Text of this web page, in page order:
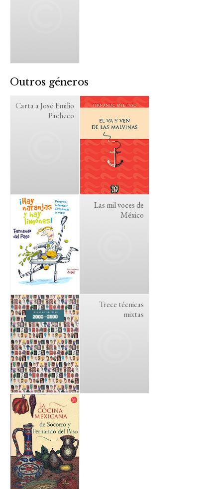
Outros géneros
Carta a José Emilio
Pacheco
Las mil voces de
México
Trece técnicas
mixtas